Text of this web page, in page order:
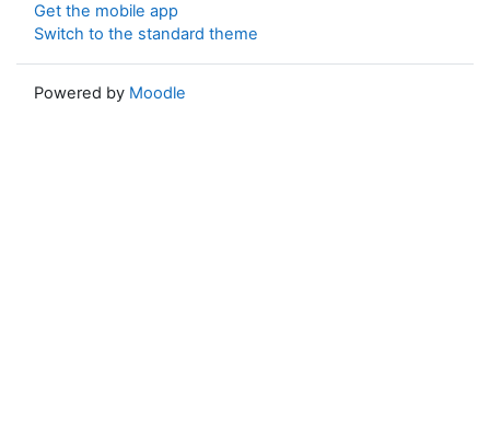
Get the mobile app
Switch to the standard theme
Powered by Moodle